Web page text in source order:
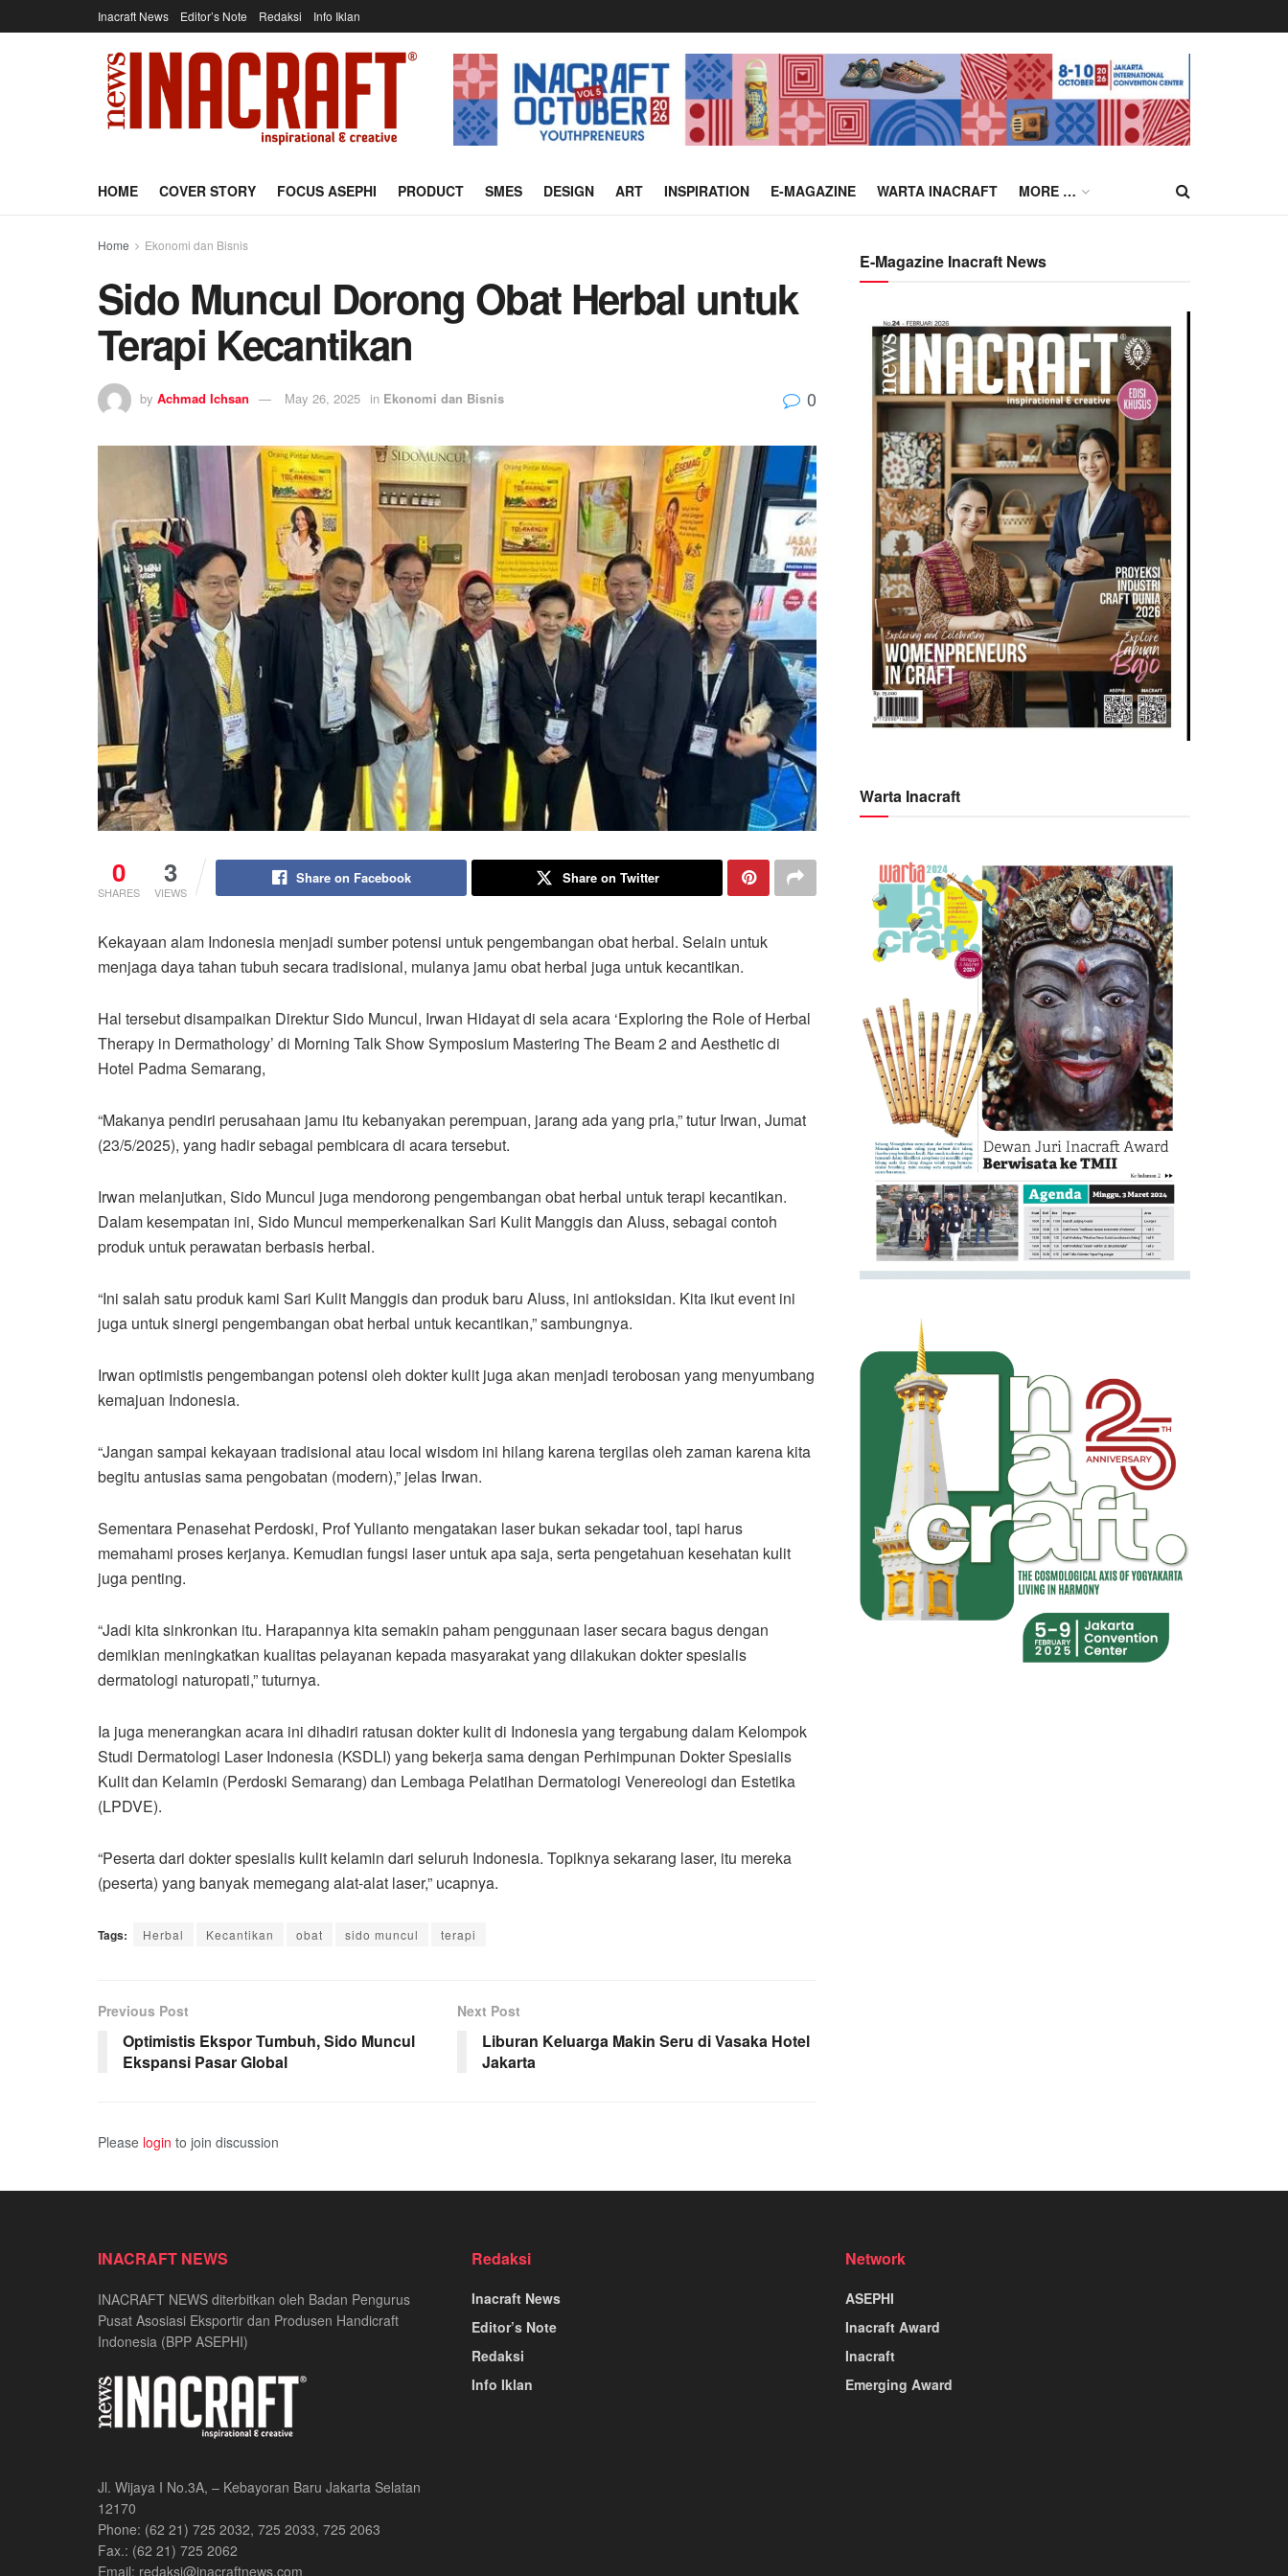
Inacraft News Editor’s Note Redaksi Info Iklan
HOME COVER STORY FOCUS ASEPHI PRODUCT SMES DESIGN ART INSPIRATION E-MAGAZINE WARTA INACRAFT MORE …
Home Ekonomi dan Bisnis
Sido Muncul Dorong Obat Herbal untuk
Terapi Kecantikan
by Achmad Ichsan May 26, 2025 in Ekonomi dan Bisnis 0
0
SHARES
3
VIEWS
Share on Facebook Share on Twitter
Kekayaan alam Indonesia menjadi sumber potensi untuk pengembangan obat herbal. Selain untuk
menjaga daya tahan tubuh secara tradisional, mulanya jamu obat herbal juga untuk kecantikan.
Hal tersebut disampaikan Direktur Sido Muncul, Irwan Hidayat di sela acara ‘Exploring the Role of Herbal
Therapy in Dermathology’ di Morning Talk Show Symposium Mastering The Beam 2 and Aesthetic di
Hotel Padma Semarang,
“Makanya pendiri perusahaan jamu itu kebanyakan perempuan, jarang ada yang pria,” tutur Irwan, Jumat
(23/5/2025), yang hadir sebagai pembicara di acara tersebut.
Irwan melanjutkan, Sido Muncul juga mendorong pengembangan obat herbal untuk terapi kecantikan.
Dalam kesempatan ini, Sido Muncul memperkenalkan Sari Kulit Manggis dan Aluss, sebagai contoh
produk untuk perawatan berbasis herbal.
“Ini salah satu produk kami Sari Kulit Manggis dan produk baru Aluss, ini antioksidan. Kita ikut event ini
juga untuk sinergi pengembangan obat herbal untuk kecantikan,” sambungnya.
Irwan optimistis pengembangan potensi oleh dokter kulit juga akan menjadi terobosan yang menyumbang
kemajuan Indonesia.
“Jangan sampai kekayaan tradisional atau local wisdom ini hilang karena tergilas oleh zaman karena kita
begitu antusias sama pengobatan (modern),” jelas Irwan.
Sementara Penasehat Perdoski, Prof Yulianto mengatakan laser bukan sekadar tool, tapi harus
memahami proses kerjanya. Kemudian fungsi laser untuk apa saja, serta pengetahuan kesehatan kulit
juga penting.
“Jadi kita sinkronkan itu. Harapannya kita semakin paham penggunaan laser secara bagus dengan
demikian meningkatkan kualitas pelayanan kepada masyarakat yang dilakukan dokter spesialis
dermatologi naturopati,” tuturnya.
Ia juga menerangkan acara ini dihadiri ratusan dokter kulit di Indonesia yang tergabung dalam Kelompok
Studi Dermatologi Laser Indonesia (KSDLI) yang bekerja sama dengan Perhimpunan Dokter Spesialis
Kulit dan Kelamin (Perdoski Semarang) dan Lembaga Pelatihan Dermatologi Venereologi dan Estetika
(LPDVE).
“Peserta dari dokter spesialis kulit kelamin dari seluruh Indonesia. Topiknya sekarang laser, itu mereka
(peserta) yang banyak memegang alat-alat laser,” ucapnya.
Tags: Herbal Kecantikan obat sido muncul terapi
Previous Post
Optimistis Ekspor Tumbuh, Sido Muncul
Ekspansi Pasar Global
Next Post
Liburan Keluarga Makin Seru di Vasaka Hotel
Jakarta
Please login to join discussion
E-Magazine Inacraft News
Warta Inacraft
INACRAFT NEWS
INACRAFT NEWS diterbitkan oleh Badan Pengurus
Pusat Asosiasi Eksportir dan Produsen Handicraft
Indonesia (BPP ASEPHI)
Jl. Wijaya I No.3A, – Kebayoran Baru Jakarta Selatan
12170
Phone: (62 21) 725 2032, 725 2033, 725 2063
Fax.: (62 21) 725 2062
Email: redaksi@inacraftnews.com
Redaksi
Inacraft News
Editor’s Note
Redaksi
Info Iklan
Network
ASEPHI
Inacraft Award
Inacraft
Emerging Award